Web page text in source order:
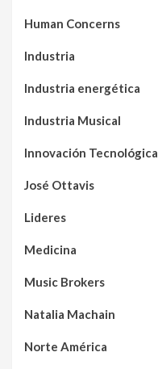
Human Concerns
Industria
Industria energética
Industria Musical
Innovación Tecnológica
José Ottavis
Lideres
Medicina
Music Brokers
Natalia Machain
Norte América